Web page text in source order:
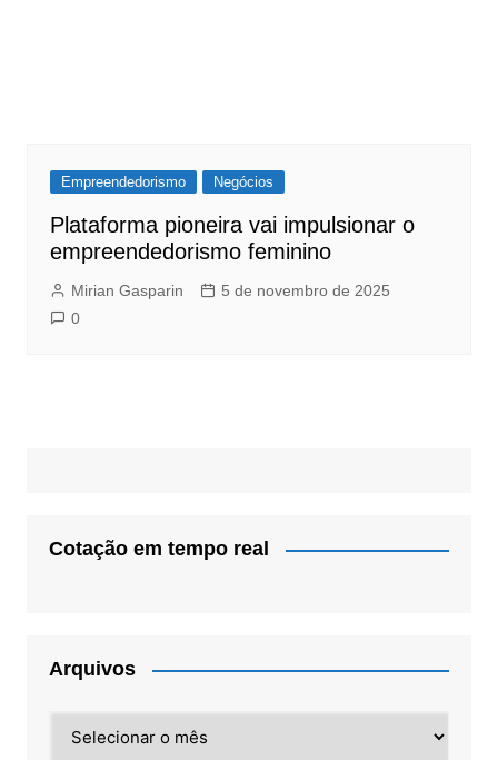
Empreendedorismo Negócios
Plataforma pioneira vai impulsionar o
empreendedorismo feminino
Mirian Gasparin
5 de novembro de 2025
0
Cotação em tempo real
Arquivos